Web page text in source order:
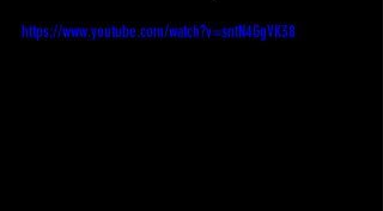
https://www.youtube.com/watch?v=sntN4GgVK38